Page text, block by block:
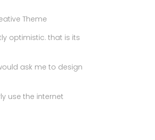
Theme
optimistic. that is its
ask me to design
use the internet